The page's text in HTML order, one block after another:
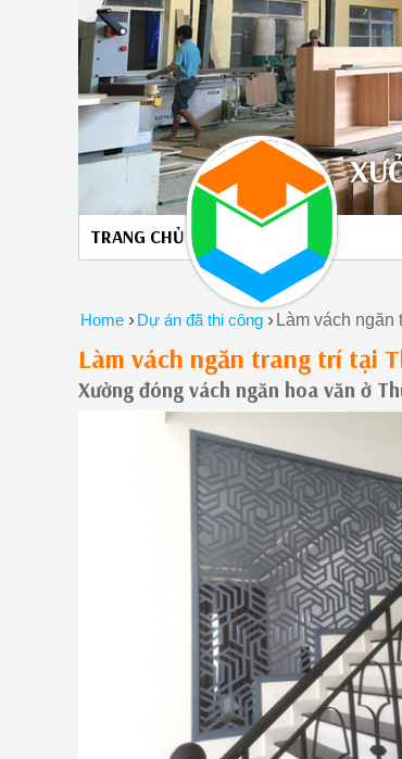
TRANG CHỦ
Home ›Dự án đã thi công › Làm vách ngăn
Làm vách ngăn trang trí tại
Xưởng đóng vách ngăn hoa văn ở